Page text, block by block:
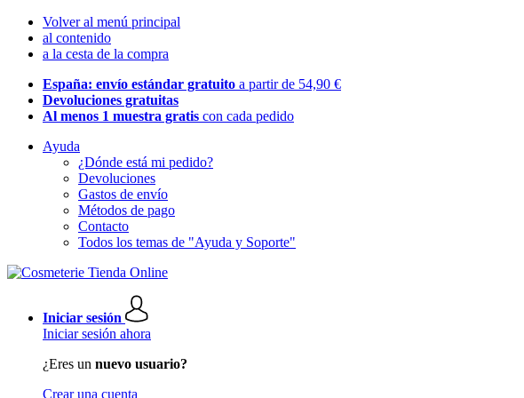
Volver al menú principal
al contenido
a la cesta de la compra
España: envío estándar gratuito a partir de 54,90 €
Devoluciones gratuitas
Al menos 1 muestra gratis con cada pedido
Ayuda
¿Dónde está mi pedido?
Devoluciones
Gastos de envío
Métodos de pago
Contacto
Todos los temas de "Ayuda y Soporte"
Iniciar sesión
Iniciar sesión ahora
¿Eres un nuevo usuario?
Crear una cuenta